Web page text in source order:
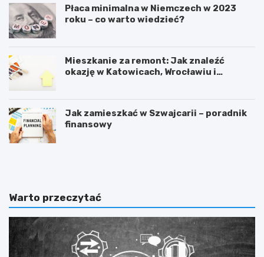
Płaca minimalna w Niemczech w 2023
roku – co warto wiedzieć?
Mieszkanie za remont: Jak znaleźć
okazję w Katowicach, Wrocławiu i
Jak zamieszkać w Szwajcarii – poradnik
finansowy
F
–
t
o
w
a
r
C
d
a
l
o
p
ł
Warto przeczytać